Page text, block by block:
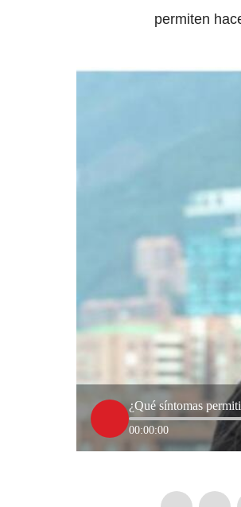
permiten
¿Qué síntomas
00:00:00